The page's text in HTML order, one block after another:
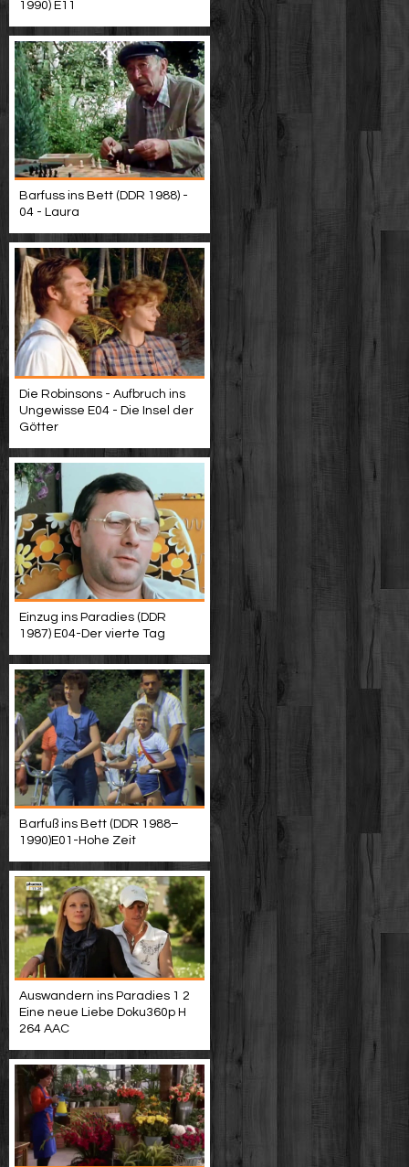
1990) E11
Barfuss ins Bett (DDR 1988) -
04 - Laura
Die Robinsons - Aufbruch ins
Ungewisse E04 - Die Insel der
Götter
Einzug ins Paradies (DDR
1987) E04-Der vierte Tag
Barfuß ins Bett (DDR 1988–
1990)E01-Hohe Zeit
Auswandern ins Paradies 1 2
Eine neue Liebe Doku360p H
264 AAC